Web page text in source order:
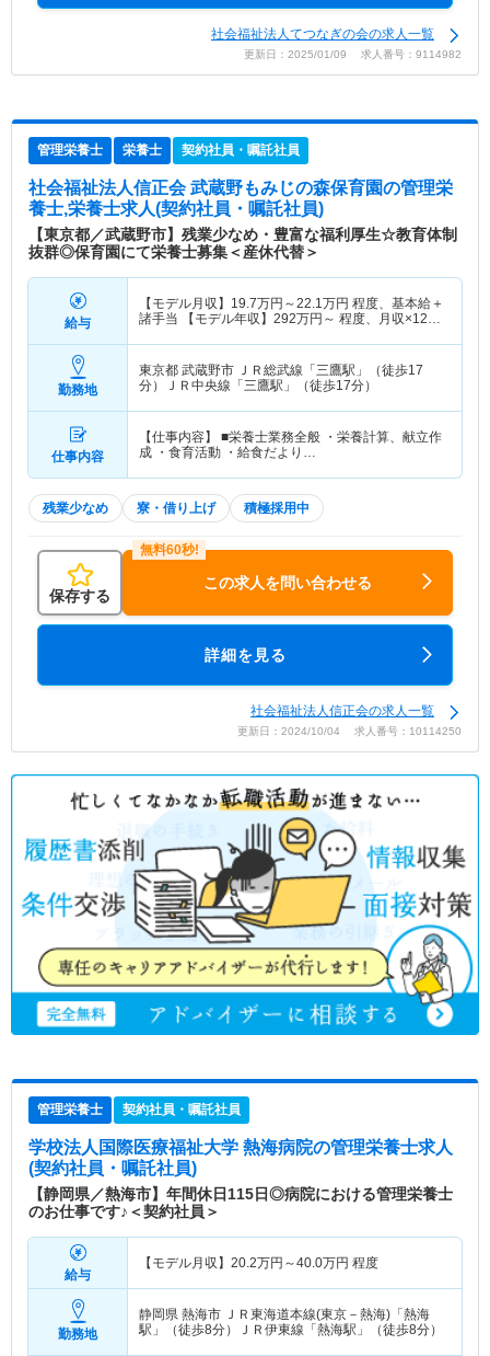
社会福祉法人てつなぎの会の求人一覧
更新日：2025/01/09 求人番号：9114982
管理栄養士 栄養士 契約社員・嘱託社員
社会福祉法人信正会 武蔵野もみじの森保育園の管理栄
養士,栄養士求人(契約社員・嘱託社員)
【東京都／武蔵野市】残業少なめ・豊富な福利厚生☆教育体制
抜群◎保育園にて栄養士募集＜産休代替＞
給与
【モデル月収】 19.7万円～22.1万円 程度、基本給＋
諸手当 【モデル年収】 292万円～ 程度、月収×12ヶ
勤務地
東京都 武蔵野市 ＪＲ総武線「三鷹駅」（徒歩17
分）ＪＲ中央線「三鷹駅」（徒歩17分）
仕事内容
【仕事内容】 ■栄養士業務全般 ・栄養計算、献立作
成 ・食育活動 ・給食だより…
残業少なめ 寮・借り上げ 積極採用中
保存する
この求人を問い合わせる
詳細を見る
社会福祉法人信正会の求人一覧
更新日：2024/10/04 求人番号：10114250
管理栄養士 契約社員・嘱託社員
学校法人国際医療福祉大学 熱海病院の管理栄養士求人
(契約社員・嘱託社員)
【静岡県／熱海市】年間休日115日◎病院における管理栄養士
のお仕事です♪＜契約社員＞
給与
【モデル月収】 20.2万円～40.0万円 程度
勤務地
静岡県 熱海市 ＪＲ東海道本線(東京－熱海)「熱海
駅」（徒歩8分）ＪＲ伊東線「熱海駅」（徒歩8分）